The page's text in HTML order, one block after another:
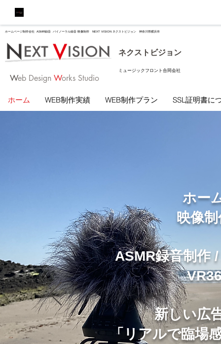
ホームページ制作会社 ASMR録音 バイノーラル録音 映像制作 NEXT VISION ネクストビジョン 神奈川県横浜市
​ネクストビジョン
Web Design Works Studio
​ミュージックフロント合同会社
ホーム WEB制作実績 WEB制作プラン SSL証明書に
ホー
映像
ASMR録音制作
新しい広
「リアルで臨場